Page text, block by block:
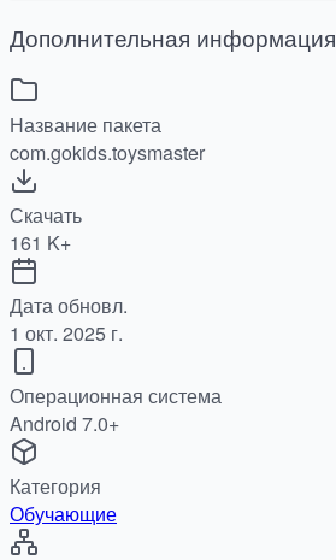
Дополнительная информация
Название пакета
com.gokids.toysmaster
Скачать
161 K+
Дата обновл.
1 окт. 2025 г.
Операционная система
Android 7.0+
Категория
Обучающие